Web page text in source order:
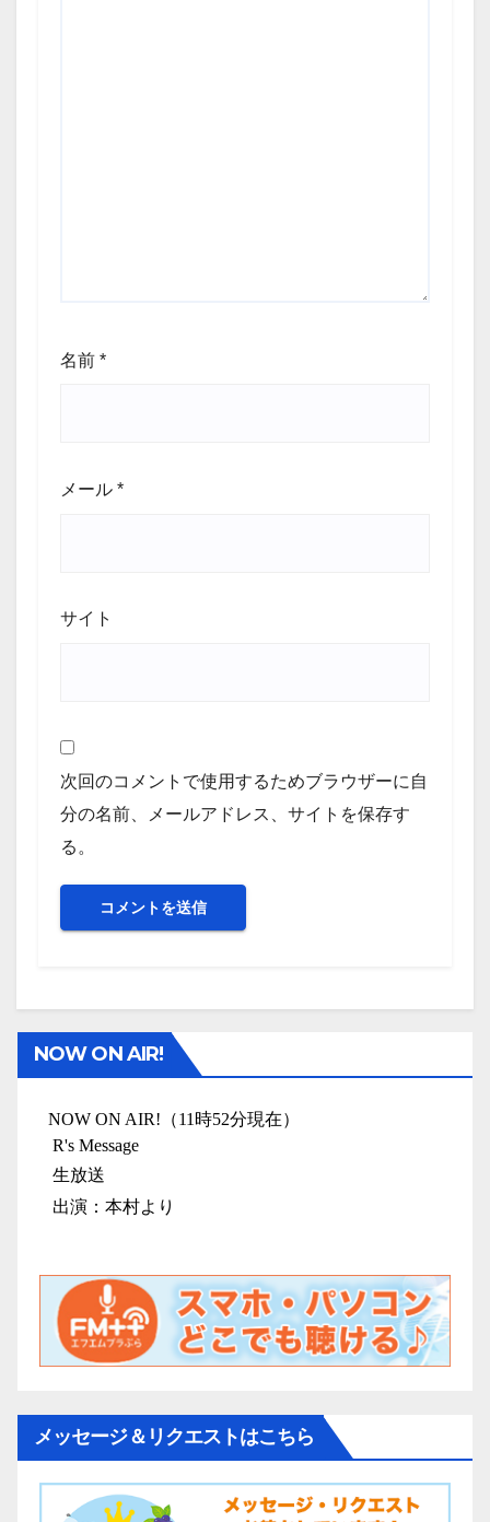
名前 *
メール *
サイト
次回のコメントで使用するためブラウザーに自
分の名前、メールアドレス、サイトを保存す
る。
NOW ON AIR!
メッセージ＆リクエストはこちら